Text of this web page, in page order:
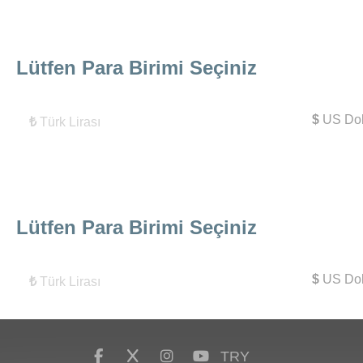
Lütfen Para Birimi Seçiniz
₺ Türk Lirası $US
Lütfen Para Birimi Seçiniz
₺ Türk Lirası $US
TRY